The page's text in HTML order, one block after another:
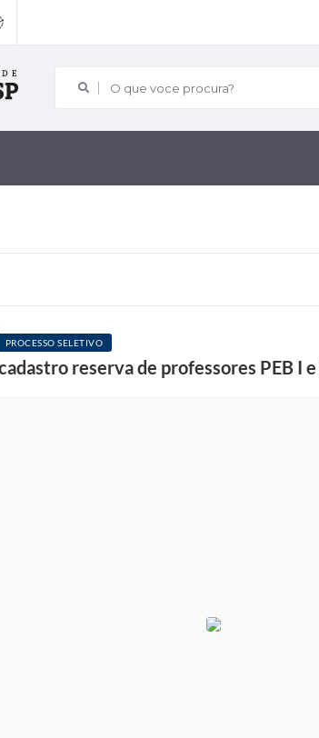
O que voce procura?
PROCESSO SELETIVO
reserva de professores PEB I e